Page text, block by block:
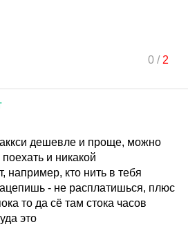
0/ 2
дешевле и проще, можно
и никакой
например, кто нить в тебя
- не расплатишься, плюс
то да сё там стока часов
это